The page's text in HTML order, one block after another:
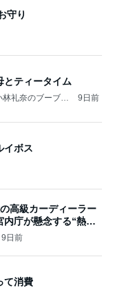
守り
とティータイム
礼奈のブーブー
9日前
イボス
高級カーディーラー
庁が懸念する“熱心
9日前
て消費